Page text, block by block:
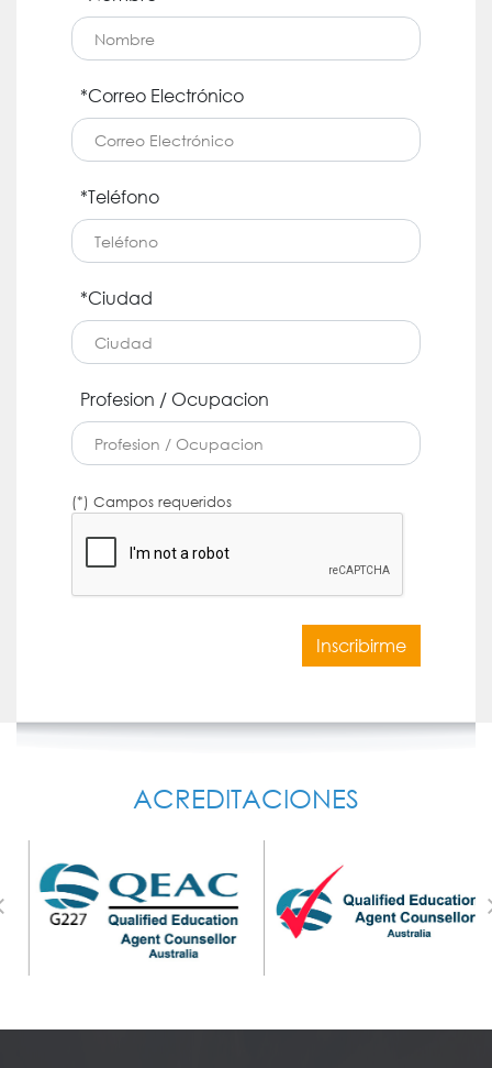
*Correo Electrónico
*Teléfono
*Ciudad
Profesion / Ocupacion
(*) Campos requeridos
Inscribirme
ACREDITACIONES